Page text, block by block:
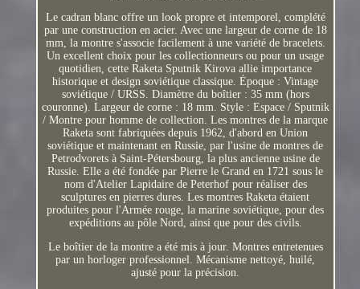
Le cadran blanc offre un look propre et intemporel, complété
par une construction en acier. Avec une largeur de corne de 18
mm, la montre s'associe facilement à une variété de bracelets.
Un excellent choix pour les collectionneurs ou pour un usage
quotidien, cette Raketa Sputnik Kirova allie importance
historique et design soviétique classique. Époque : Vintage
soviétique / URSS. Diamètre du boîtier : 35 mm (hors
couronne). Largeur de corne : 18 mm. Style : Espace / Sputnik
/ Montre pour homme de collection. Les montres de la marque
Raketa sont fabriquées depuis 1962, d'abord en Union
soviétique et maintenant en Russie, par l'usine de montres de
Petrodvorets à Saint-Pétersbourg, la plus ancienne usine de
Russie. Elle a été fondée par Pierre le Grand en 1721 sous le
nom d'Atelier Lapidaire de Peterhof pour réaliser des
sculptures en pierres dures. Les montres Raketa étaient
produites pour l'Armée rouge, la marine soviétique, pour des
expéditions au pôle Nord, ainsi que pour des civils.
Le boîtier de la montre a été mis à jour. Montres entretenues
par un horloger professionnel. Mécanisme nettoyé, huilé,
ajusté pour la précision.